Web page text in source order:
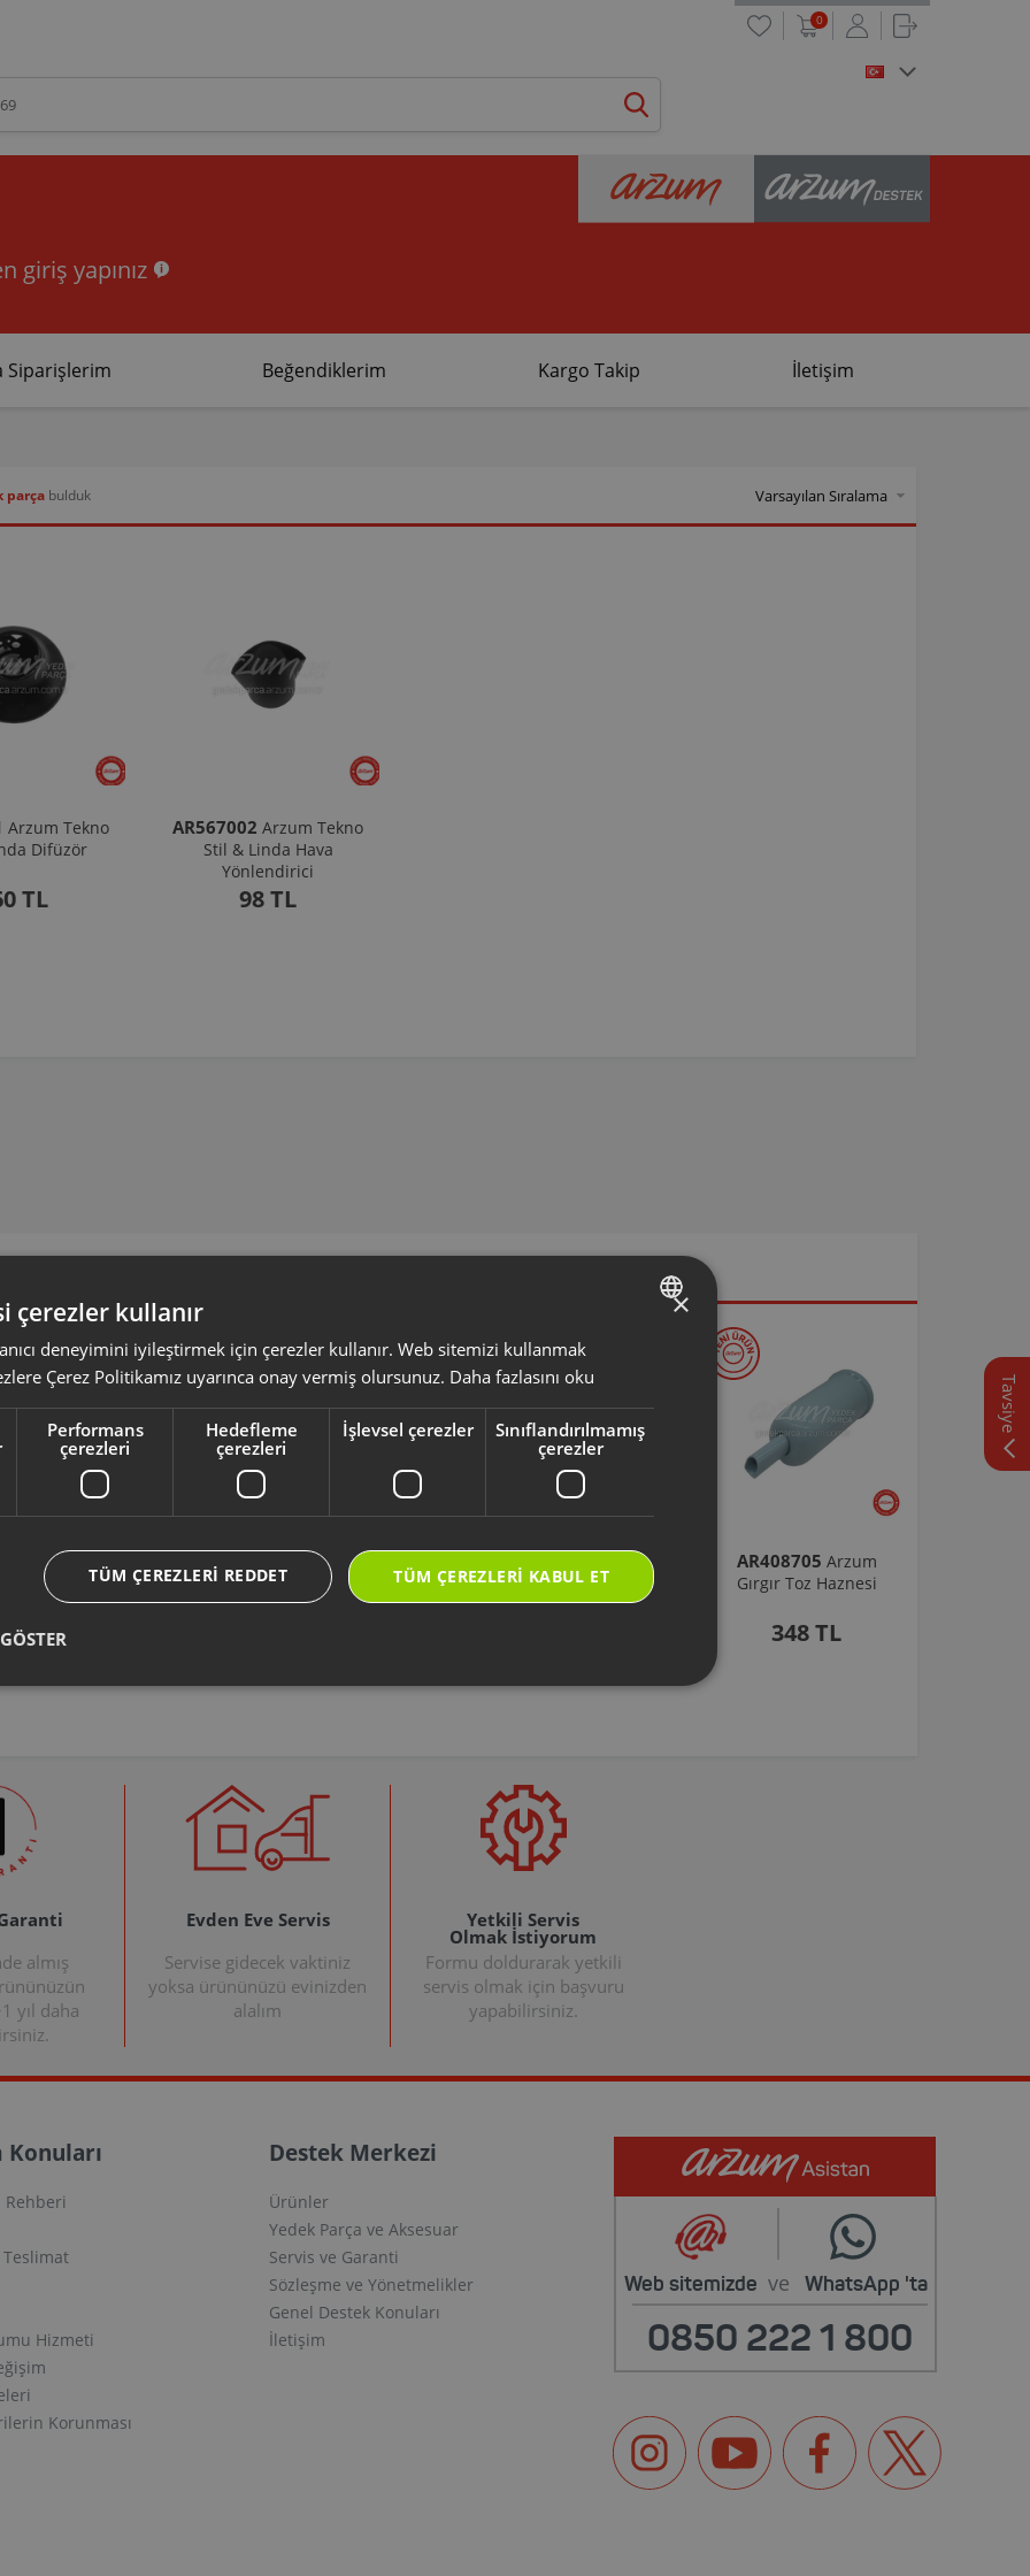
0
giriş yapınız
Siparişlerim Beğendiklerim Kargo Takip İletişim
parça bulduk
Arzum Tekno
Difüzör
TL
AR567002 Arzum Tekno
Stil & Linda Hava
Yönlendirici
98 TL
AR406015
Olimpia Prime Hepa
Hava Çıkış Filtresi
AR110102
Shake'N Take Joy Çift
Bıçaklı Doğrayıcı
Arzum
Prostick Çırpıcı Ayak
Grubu (2 Ad) - Koyu
AR408705 Arzum
Gırgır Toz Haznesi
348 TL
almış
yıl daha
Evden Eve Servis
Servise gidecek vaktiniz
yoksa ürününüzü evinizden
alalım
Yetkili Servis
Olmak İstiyorum
Formu doldurarak yetkili
servis olmak için başvuru
yapabilirsiniz.
Konuları
Rehberi
Hizmeti
Korunması
Destek Merkezi
Ürünler
Yedek Parça ve Aksesuar
Servis ve Garanti
Sözleşme ve Yönetmelikler
Genel Destek Konuları
İletişim
Web sitemizde ve WhatsApp 'ta
0850 222 1 800
Tavsiye
×
çerezler kullanır
deneyimini iyileştirmek için çerezler kullanır. Web sitemizi kullanmak
Çerez Politikamız uyarınca onay vermiş olursunuz. Daha fazlasını oku
Performans
çerezleri
Hedefleme
çerezleri
İşlevsel çerezler
Sınıflandırılmamış
çerezler
TÜM ÇEREZLERI KABUL ET
TÜM ÇEREZLERI REDDET